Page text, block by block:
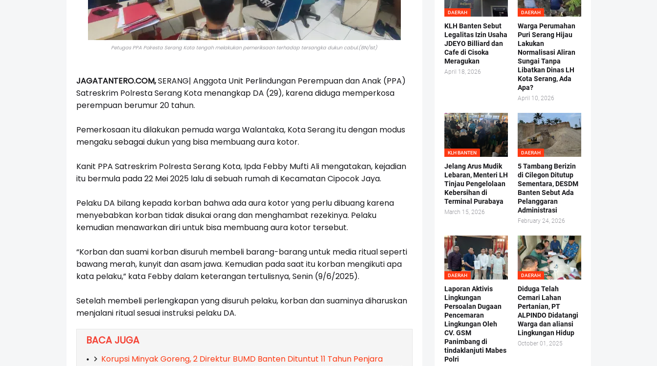
Petugas PPA Polresta Serang Kota tengah melakukan pemeriksaan terhadap tersangka dukun cabul.(BN/Ist)
JAGATANTERO.COM,SERANG| Anggota Unit Perlindungan Perempuan dan Anak (PPA)
Satreskrim Polresta Serang Kota menangkap DA (29), karena diduga memperkosa
perempuan berumur 20 tahun.
Pemerkosaan itu dilakukan pemuda warga Walantaka, Kota Serang itu dengan modus
mengaku sebagai dukun yang bisa membuang aura kotor.
Kanit PPA Satreskrim Polresta Serang Kota, Ipda Febby Mufti Ali mengatakan, kejadian
itu bermula pada 22 Mei 2025 lalu di sebuah rumah di Kecamatan Cipocok Jaya.
Pelaku DA bilang kepada korban bahwa ada aura kotor yang perlu dibuang karena
menyebabkan korban tidak disukai orang dan menghambat rezekinya. Pelaku
kemudian menawarkan diri untuk bisa membuang aura kotor tersebut.
“Korban dan suami korban disuruh membeli barang-barang untuk media ritual seperti
bawang merah, kunyit dan asam jawa. Kemudian pada saat itu korban mengikuti apa
kata pelaku,” kata Febby dalam keterangan tertulisnya, Senin (9/6/2025).
Setelah membeli perlengkapan yang disuruh pelaku, korban dan suaminya diharuskan
menjalani ritual sesuai instruksi pelaku DA.
BACA JUGA
Korupsi Minyak Goreng, 2 Direktur BUMD Banten Dituntut 11 Tahun Penjara
DAERAH
KLH Banten Sebut
Legalitas Izin Usaha
JDEYO Billiard dan
Cafe di Cisoka
Meragukan
April 18, 2026
DAERAH
Warga Perumahan
Puri Serang Hijau
Lakukan
Normalisasi Aliran
Sungai Tanpa
Libatkan Dinas LH
Kota Serang, Ada
Apa?
April 10, 2026
KLH BANTEN
Jelang Arus Mudik
Lebaran, Menteri LH
Tinjau Pengelolaan
Kebersihan di
Terminal Purabaya
March 15, 2026
DAERAH
5 Tambang Berizin
di Cilegon Ditutup
Sementara, DESDM
Banten Sebut Ada
Pelanggaran
Administrasi
February 24, 2026
DAERAH
Laporan Aktivis
Lingkungan
Persoalan Dugaan
Pencemaran
Lingkungan Oleh
CV. GSM
Panimbang di
tindaklanjuti Mabes
Polri
DAERAH
Diduga Telah
Cemari Lahan
Pertanian, PT
ALPINDO Didatangi
Warga dan aliansi
Lingkungan Hidup
October 01, 2025